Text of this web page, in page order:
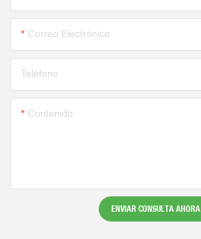
Correo Electrónico
Teléfono
Contenido
ENVIAR CONSULTA AHORA